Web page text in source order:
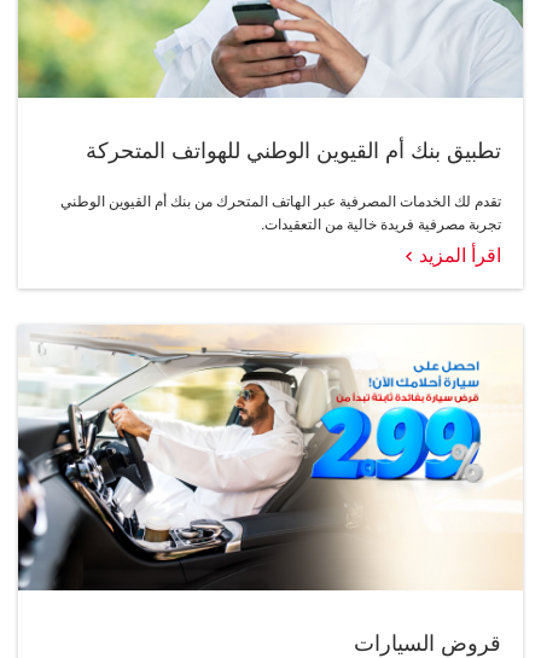
تطبيق بنك أم القيوين الوطني للهواتف المتحركة
تقدم لك الخدمات المصرفية عبر الهاتف المتحرك من بنك أم القيوين الوطني
تجربة مصرفية فريدة خالية من التعقيدات.
اقرأ المزيد
قروض السيارات